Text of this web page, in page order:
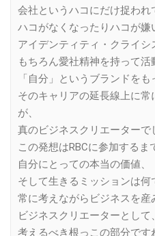
会社というハコにだけ捉われ
ハコがなくなったりハコが嫌
アイデンティティ・クライシ
もちろん愛社精神を持って活
「自分」というブランドをも
そのキャリアの延長線上に
が、
真のビジネスクリエーターで
この発想はRBCに参加するま
自分にとっての本当の価値、
そして生きるミッションは何
常に考えながらビジネスを産
ビジネスクリエーターとして、
考えるべき根っこの部分です